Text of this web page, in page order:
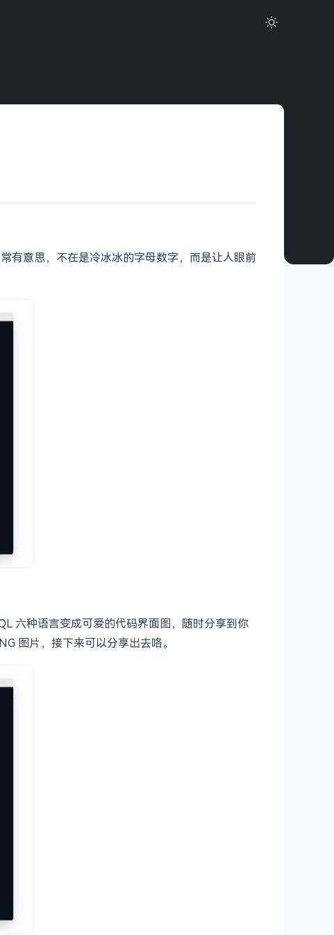
有意思，不在是冷冰冰的字母数字，而是让人眼前
六种语言变成可爱的代码界面图，随时分享到你
图片，接下来可以分享出去咯。